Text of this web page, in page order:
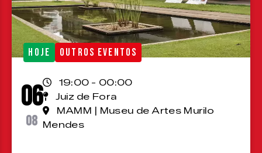
HOJE OUTROS EVENTOS
06
08
19:00 - 00:00
Juiz de Fora
MAMM | Museu de Artes Murilo
Mendes